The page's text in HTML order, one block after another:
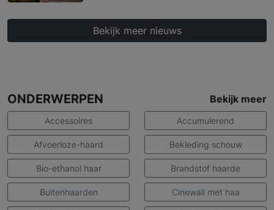
Bekijk meer nieuws
ONDERWERPEN Bekijk meer
Accessoires Accumulerend
Afvoerloze-haard Bekleding schouw
Bio-ethanol haar Brandstof haarde
Buitenhaarden Cinewall met haa